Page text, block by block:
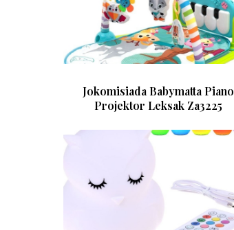
Jokomisiada Babymatta Piano
Projektor Leksak Za3225